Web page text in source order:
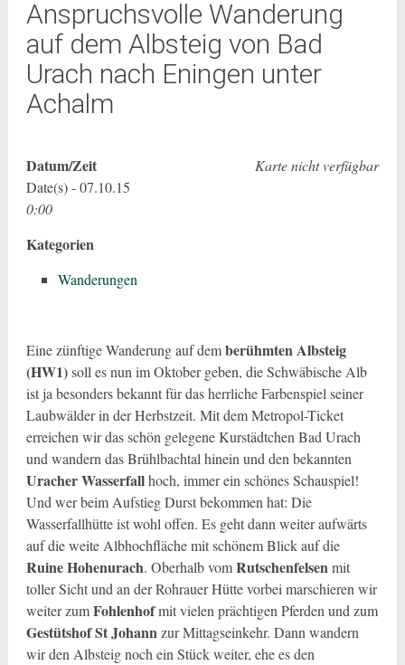
Anspruchsvolle Wanderung
auf dem Albsteig von Bad
Urach nach Eningen unter
Achalm
Karte nicht verfügbar
Datum/Zeit
Date(s) - 07.10.15
0:00
Kategorien
Wanderungen
Eine zünftige Wanderung auf demberühmten Albsteig
(HW1)soll es nun im Oktober geben, die Schwäbische Alb
ist ja besonders bekannt für das herrliche Farbenspiel seiner
Laubwälder in der Herbstzeit. Mit dem Metropol-Ticket
erreichen wir das schön gelegene Kurstädtchen Bad Urach
und wandern das Brühlbachtal hinein und den bekannten
Uracher Wasserfallhoch, immer ein schönes Schauspiel!
Und wer beim Aufstieg Durst bekommen hat: Die
Wasserfallhütte ist wohl offen. Es geht dann weiter aufwärts
auf die weite Albhochfläche mit schönem Blick auf die
Ruine Hohenurach. Oberhalb vomRutschenfelsenmit
toller Sicht und an der Rohrauer Hütte vorbei marschieren wir
weiter zumFohlenhofmit vielen prächtigen Pferden und zum
Gestütshof St Johannzur Mittagseinkehr. Dann wandern
wir den Albsteig noch ein Stück weiter, ehe es den